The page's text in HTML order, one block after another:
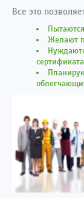
Все это
Желают